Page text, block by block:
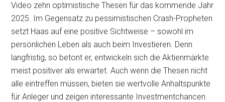
Video zehn optimistische Thesen für das kommende Jahr
2025. Im Gegensatz zu pessimistischen Crash-Propheten
setzt Haas auf eine positive Sichtweise – sowohl im
persönlichen Leben als auch beim Investieren. Denn
langfristig, so betont er, entwickeln sich die Aktienmärkte
meist positiver als erwartet. Auch wenn die Thesen nicht
alle eintreffen müssen, bieten sie wertvolle Anhaltspunkte
für Anleger und zeigen interessante Investmentchancen.